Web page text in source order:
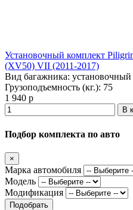
Установочный комплект
(XV50) VII (2011-2017)
Вид багажника: установочный
Грузоподъемность (кг.): 75
1 940 р
В
Подбор комплекта по авто
×
Марка автомобиля
Модель
Модификация
Подобрать